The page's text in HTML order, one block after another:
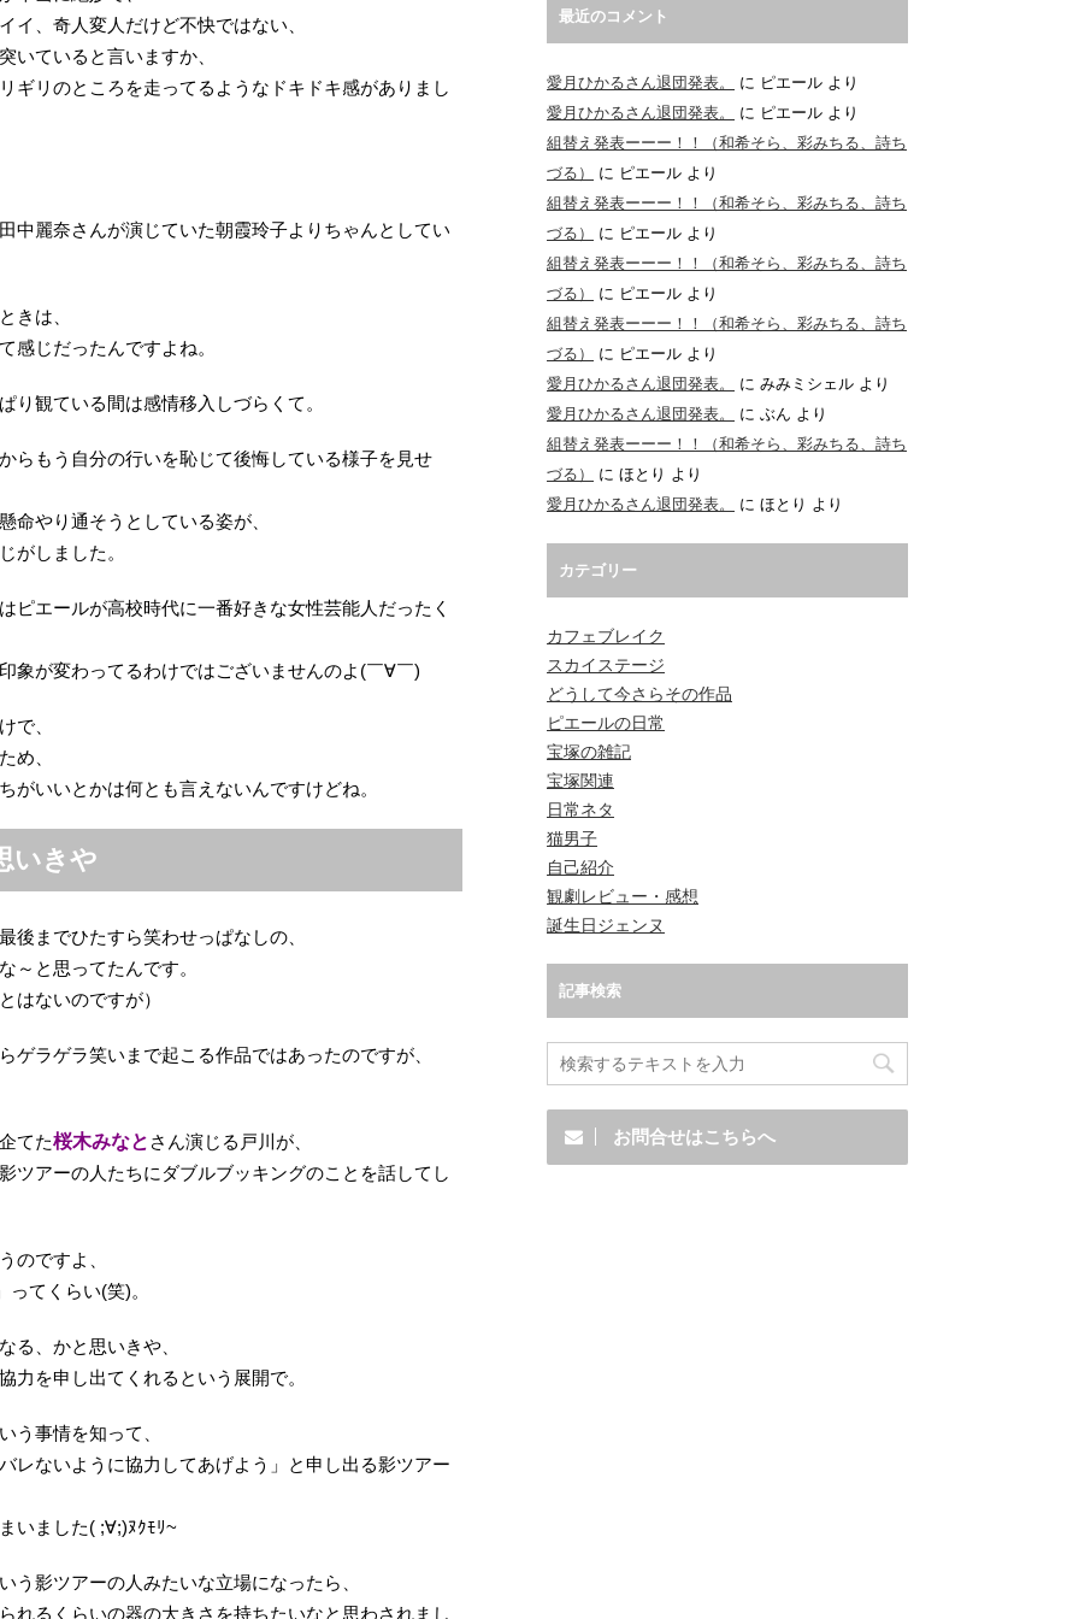
イ、奇人変人だけど不快ではない、
いていると言いますか、
ギリのところを走ってるようなドキドキ感がありまし
中麗奈さんが演じていた朝霞玲子よりちゃんとしてい
きは、
感じだったんですよね。
り観ている間は感情移入しづらくて。
らもう自分の行いを恥じて後悔している様子を見せ
命やり通そうとしている姿が、
がしました。
ピエールが高校時代に一番好きな女性芸能人だったく
象が変わってるわけではございませんのよ(￣∀￣)
で、
め、
がいいとかは何とも言えないんですけどね。
いきや
後までひたすら笑わせっぱなしの、
～と思ってたんです。
はないのですが）
ゲラゲラ笑いまで起こる作品ではあったのですが、
てた桜木みなと さん演じる戸川が、
ツアーの人たちにダブルブッキングのことを話してし
のですよ、
てくらい(笑)。
る、かと思いきや、
力を申し出てくれるという展開で。
う事情を知って、
レないように協力してあげよう」と申し出る影ツアー
いました( ;∀;)ﾇｸﾓﾘ~
う影ツアーの人みたいな立場になったら、
れるくらいの器の大きさを持ちたいなと思わされまし
最近のコメント
愛月ひかるさん退団発表。 に ピエール より
愛月ひかるさん退団発表。
に ピエール より
組替え発表ーーー！！（和希そら、彩みちる、詩ち
づる）
に ピエール より
組替え発表ーーー！！（和希そら、彩みちる、詩ち
づる）
に ピエール より
組替え発表ーーー！！（和希そら、彩みちる、詩ち
づる）
に ピエール より
組替え発表ーーー！！（和希そら、彩みちる、詩ち
づる）
に ピエール より
愛月ひかるさん退団発表。
に みみミシェル より
愛月ひかるさん退団発表。
に ぶん より
組替え発表ーーー！！（和希そら、彩みちる、詩ち
づる）
に ほとり より
愛月ひかるさん退団発表。
に ほとり より
カテゴリー
カフェブレイク
スカイステージ
どうして今さらその作品
ピエールの日常
宝塚の雑記
宝塚関連
日常ネタ
猫男子
自己紹介
観劇レビュー・感想
誕生日ジェンヌ
記事検索
お問合せはこちらへ